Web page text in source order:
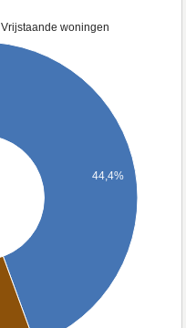
Vrijstaande woningen
44,4%